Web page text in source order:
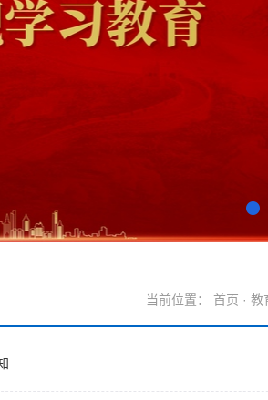
当前位置： 首页 · 教